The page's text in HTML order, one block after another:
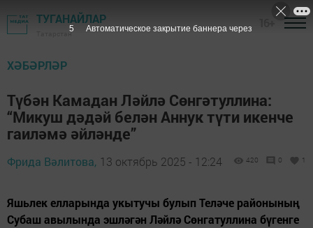
ТУГАНАЙЛАР
Татарстан
ХӘБӘРЛӘР
Түбән Камадан Ләйлә Сөнгәтуллина:
“Микуш дәдәй белән Аннук түти икенче
гаиләмә әйләнде”
Фрида Вәлитова, 13 октябрь 2025 - 12:24 420 0 1
Яшьлек елларында укытучы булып Теләче районының
Субаш авылында эшләгән Ләйлә Сөнгатуллина бүгенге
3 Автоматическое закрытие баннера через